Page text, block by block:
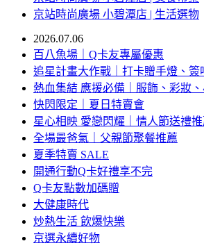
京站時尚廣場 小碧潭店 | 生活選物
2026.07.06
百八魚場｜Q卡友專屬優惠
追星計畫大作戰｜打卡贈手燈、簽
熱血集結 應援必備｜服飾、彩妝
快閃限定｜夏日特賣會
星心相映 愛戀閃耀｜情人節送禮推
全場最爸氣｜父親節聚餐推薦
夏季特賣 SALE
開通行動Q卡好禮享不完
Q卡友點數加碼贈
大健康時代
炒熱生活 飲爆快樂
京選永續好物